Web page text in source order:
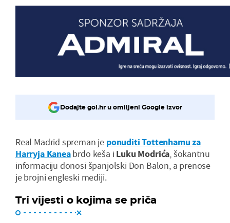
Dodajte gol.hr u omiljeni Google izvor
Real Madrid spreman je ponuditi Tottenhamu za
Harryja Kaneabrdo keša i Luku Modrića, šokantnu
informaciju donosi španjolski Don Balon, a prenose
je brojni engleski mediji.
Tri vijesti o kojima se priča